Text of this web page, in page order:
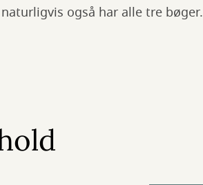
også har alle tre bøger.